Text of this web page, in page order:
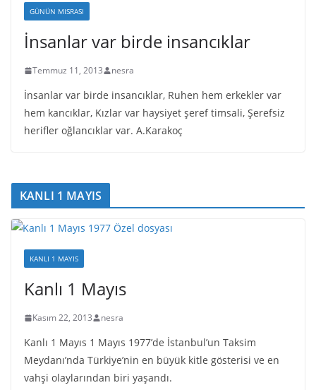
GÜNÜN MISRASI
İnsanlar var birde insancıklar
Temmuz 11, 2013 nesra
İnsanlar var birde insancıklar, Ruhen hem erkekler var
hem kancıklar, Kızlar var haysiyet şeref timsali, Şerefsiz
herifler oğlancıklar var. A.Karakoç
KANLI 1 MAYIS
KANLI 1 MAYIS
Kanlı 1 Mayıs
Kasım 22, 2013 nesra
Kanlı 1 Mayıs 1 Mayıs 1977’de İstanbul’un Taksim
Meydanı’nda Türkiye’nin en büyük kitle gösterisi ve en
vahşi olaylarından biri yaşandı.